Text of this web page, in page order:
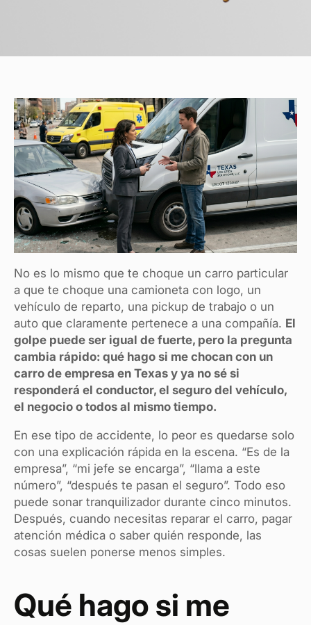
No es lo mismo que te choque un carro particular
a que te choque una camioneta con logo, un
vehículo de reparto, una pickup de trabajo o un
auto que claramente pertenece a una compañía. El
golpe puede ser igual de fuerte, pero la pregunta
cambia rápido: qué hago si me chocan con un
carro de empresa en Texas y ya no sé si
responderá el conductor, el seguro del vehículo,
el negocio o todos al mismo tiempo.
En ese tipo de accidente, lo peor es quedarse solo
con una explicación rápida en la escena. “Es de la
empresa”, “mi jefe se encarga”, “llama a este
número”, “después te pasan el seguro”. Todo eso
puede sonar tranquilizador durante cinco minutos.
Después, cuando necesitas reparar el carro, pagar
atención médica o saber quién responde, las
cosas suelen ponerse menos simples.
Qué hago si me